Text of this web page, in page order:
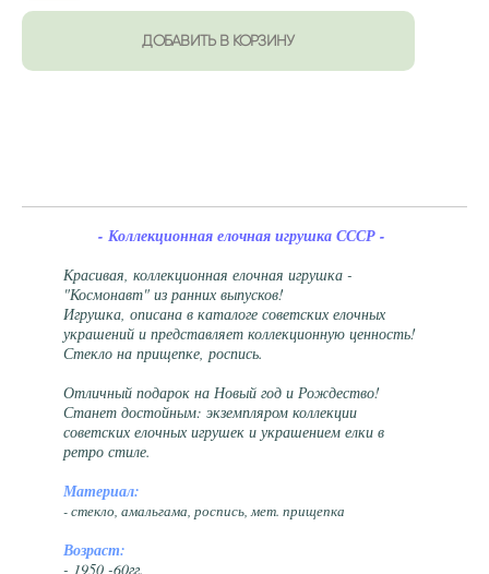
ДОБАВИТЬ В КОРЗИНУ
- Коллекционная елочная игрушка СССР -
Красивая, коллекционная елочная игрушка -
"Космонавт" из ранних выпусков!
Игрушка, описана в каталоге советских елочных
украшений и представляет коллекционную ценность!
Стекло на прищепке, роспись.
Отличный подарок на Новый год и Рождество!
Станет достойным: экземпляром коллекции
советских елочных игрушек и украшением елки в
ретро стиле.
Материал:
- стекло, амальгама, роспись, мет. прищепка
Возраст:
- 1950 -60гг.